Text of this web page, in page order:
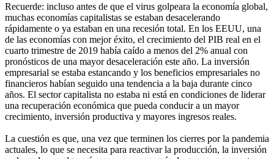
Recuerde: incluso antes de que el virus golpeara la economía global,
muchas economías capitalistas se estaban desacelerando
rápidamente o ya estaban en una recesión total. En los EEUU, una
de las economías con mejor éxito, el crecimiento del PIB real en el
cuarto trimestre de 2019 había caído a menos del 2% anual con
pronósticos de una mayor desaceleración este año. La inversión
empresarial se estaba estancando y los beneficios empresariales no
financieros habían seguido una tendencia a la baja durante cinco
años. El sector capitalista no estaba ni está en condiciones de liderar
una recuperación económica que pueda conducir a un mayor
crecimiento, inversión productiva y mayores ingresos reales.
La cuestión es que, una vez que terminen los cierres por la pandemia
actuales, lo que se necesita para reactivar la producción, la inversión